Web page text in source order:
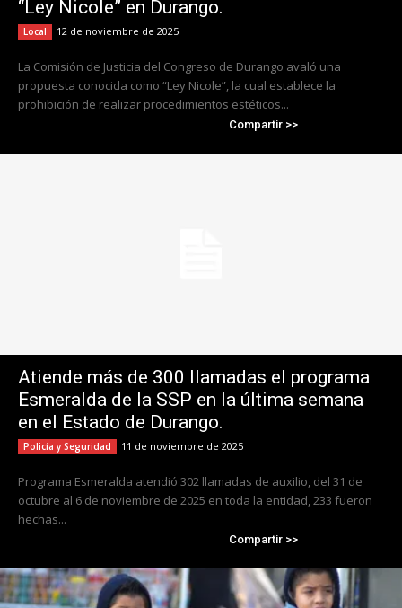
“Ley Nicole” en Durango.
Local 12 de noviembre de 2025
La Comisión de Justicia del Congreso de Durango avaló una
propuesta conocida como “Ley Nicole”, la cual establece la
prohibición de realizar procedimientos estéticos...
Compartir >>
Atiende más de 300 llamadas el programa
Esmeralda de la SSP en la última semana
en el Estado de Durango.
Policía y Seguridad 11 de noviembre de 2025
Programa Esmeralda atendió 302 llamadas de auxilio, del 31 de
octubre al 6 de noviembre de 2025 en toda la entidad, 233 fueron
hechas...
Compartir >>